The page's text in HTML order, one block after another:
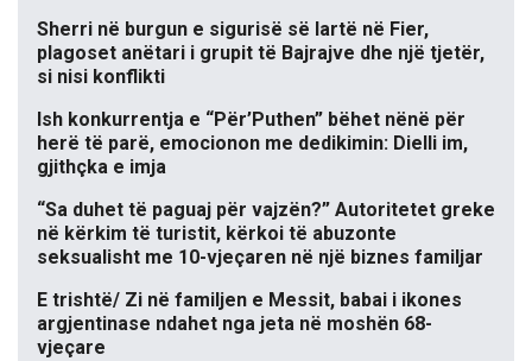
Sherri në burgun e sigurisë së lartë në Fier,
plagoset anëtari i grupit të Bajrajve dhe një tjetër,
si nisi konflikti
Ish konkurrentja e “Për’Puthen” bëhet nënë për
herë të parë, emocionon me dedikimin: Dielli im,
gjithçka e imja
“Sa duhet të paguaj për vajzën?” Autoritetet greke
në kërkim të turistit, kërkoi të abuzonte
seksualisht me 10-vjeçaren në një biznes familjar
E trishtë/ Zi në familjen e Messit, babai i ikones
argjentinase ndahet nga jeta në moshën 68-
vjeçare